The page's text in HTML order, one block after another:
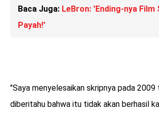
Baca Juga: LeBron: 'Ending-nya Film
Payah!'
"Saya menyelesaikan skripnya pada
diberitahu bahwa itu tidak akan berhasil